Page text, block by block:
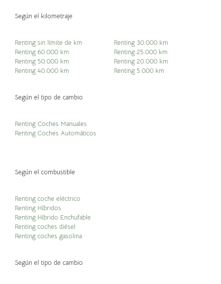
Según el kilometraje
Renting sin límite de km
Renting 60.000 km
Renting 50.000 km
Renting 40.000 km
Renting 30.000 km
Renting 25.000 km
Renting 20.000 km
Renting 5.000 km
Según el tipo de cambio
Renting Coches Manuales
Renting Coches Automáticos
Según el combustible
Renting coche eléctrico
Renting Híbridos
Renting Híbrido Enchufable
Renting coches diésel
Renting coches gasolina
Según el tipo de cambio